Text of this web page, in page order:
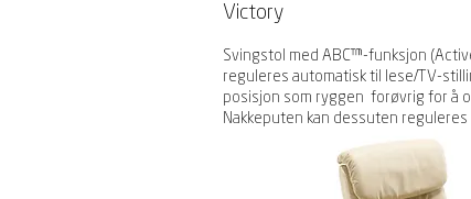
Victory
Svingstol med ABC™-funksjon
reguleres automatisk til lese/TV-
posisjon som ryggen forøvrig for å
Nakkeputen kan dessuten reguleres